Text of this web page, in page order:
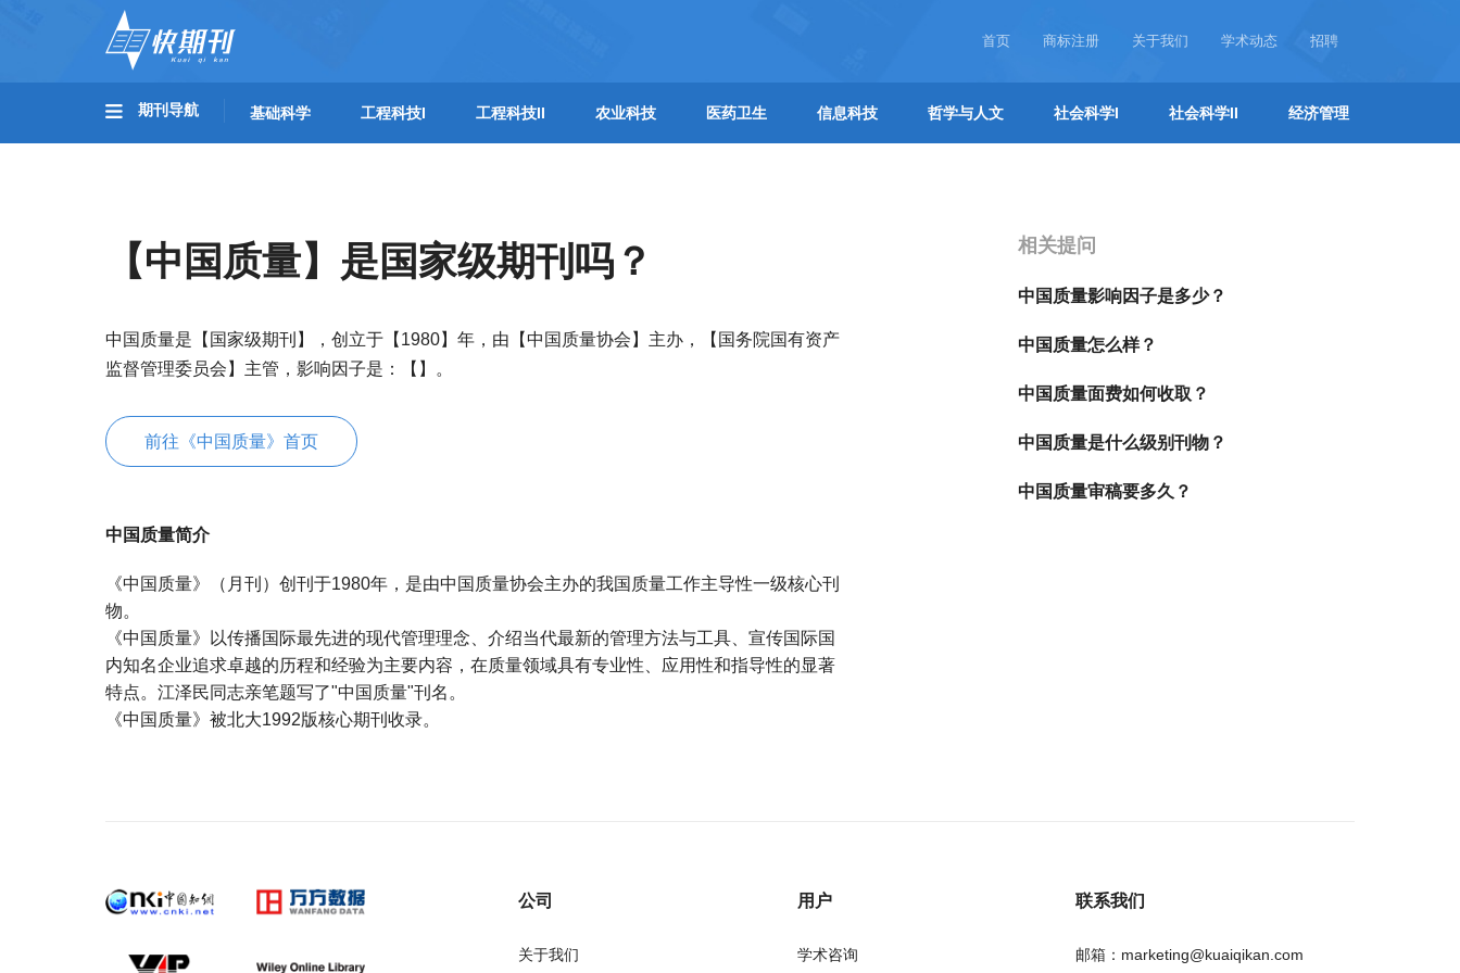
首页 商标注册 关于我们 学术动态 招聘
期刊导航 基础科学 工程科技I 工程科技II 农业科技 医药卫生 信息科技 哲学与人文 社会科学I 社会科学II 经济管理
【中国质量】是国家级期刊吗？
中国质量是【国家级期刊】，创立于【1980】年，由【中国质量协会】主办，【国务院国有资产
监督管理委员会】主管，影响因子是：【】。
前往《中国质量》首页
中国质量简介
《中国质量》（月刊）创刊于1980年，是由中国质量协会主办的我国质量工作主导性一级核心刊
物。
《中国质量》以传播国际最先进的现代管理理念、介绍当代最新的管理方法与工具、宣传国际国
内知名企业追求卓越的历程和经验为主要内容，在质量领域具有专业性、应用性和指导性的显著
特点。江泽民同志亲笔题写了"中国质量"刊名。
《中国质量》被北大1992版核心期刊收录。
相关提问
中国质量影响因子是多少？
中国质量怎么样？
中国质量面费如何收取？
中国质量是什么级别刊物？
中国质量审稿要多久？
公司
关于我们
用户
学术咨询
联系我们
邮箱：marketing@kuaiqikan.com